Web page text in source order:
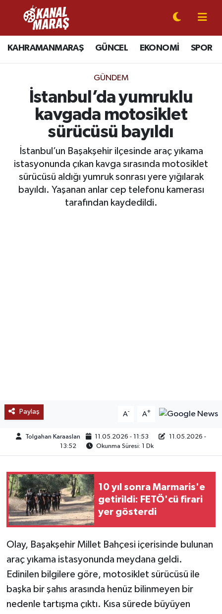
KAHRAMANMARAŞ GÜNCEL EKONOMİ SPOR
GÜNDEM
İstanbul’da yumruklu
kavgada motosiklet
sürücüsü bayıldı
İstanbul’un Başakşehir ilçesinde araç yıkama
istasyonunda çıkan kavga sırasında motosiklet
sürücüsü aldığı yumruk sonrası yere yığılarak
bayıldı. Yaşanan anlar cep telefonu kamerası
tarafından kaydedildi.
Paylaş A- A+
Tolgahan Karaaslan 11.05.2026 - 11:53
11.05.2026 -
13:52
Okunma Süresi: 1 Dk
10 yıl sonra Marmaris'e
getirildi: FETÖ'cü firari
yer gösterdi
Olay, Başakşehir Millet Bahçesi içerisinde bulunan
araç yıkama istasyonunda meydana geldi.
Edinilen bilgilere göre, motosiklet sürücüsü ile
başka bir şahıs arasında henüz bilinmeyen bir
nedenle tartışma çıktı. Kısa sürede büyüyen
CANLI YAYIN
KAHRAMANMARAŞ
GÜNCEL
SPOR
SİYASET
EKONOMİ
GÜNDEM
MEDYA
OTOMOTİV
YAŞAM
KÜLTÜR SANAT
Kahramanmaraş Nöbetçi Eczaneler
Kahramanmaraş Hava Durumu
Kahramanmaraş Namaz Vakitleri
Kahramanmaraş Trafik Yoğunluk Haritası
Süper Lig Puan Durumu ve Fikstür
Tüm Manşetler
Son Dakika Haberleri